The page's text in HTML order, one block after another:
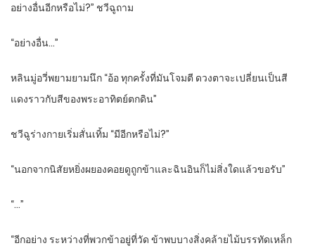
อย่างอื่นอีกหรือไม่?” ชวีฉูถาม
“อย่างอื่น…”
หลินมู่อวี่พยามยามนึก “อ้อ ทุกครั้งที่มันโจมตี ดวงตาจะเปลี่ยนเป็นสี
แดงราวกับสีของพระอาทิตย์ตกดิน”
ชวีฉูร่างกายเริ่มสั่นเทิ้ม “มีอีกหรือไม่?”
“นอกจากนิสัยหยิ่งผยองคอยดูถูกข้าและฉินอินก็ไม่สิ่งใดแล้วขอรับ”
“…”
“อีกอย่าง ระหว่างที่พวกข้าอยู่ที่วัด ข้าพบบางสิ่งคล้ายไม้บรรทัดเหล็ก